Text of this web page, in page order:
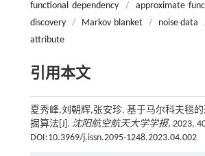
functional dependency /
approximate
discovery
/ Markov blanket / noise data
attribute
引用本文
夏秀峰,刘朝辉,张安珍. 基于马尔科夫毯
掘算法[J]. 沈阳航空航天大学学报, 2023,
DOI:10.3969/j.issn.2095-1248.2023.04.002